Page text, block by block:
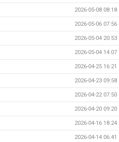
2026-05-08 08:18
2026-05-06 07:56
2026-05-04 20:53
2026-05-04 14:07
2026-04-25 16:21
2026-04-23 09:58
2026-04-22 07:50
2026-04-20 09:20
2026-04-16 18:24
2026-04-14 06:41